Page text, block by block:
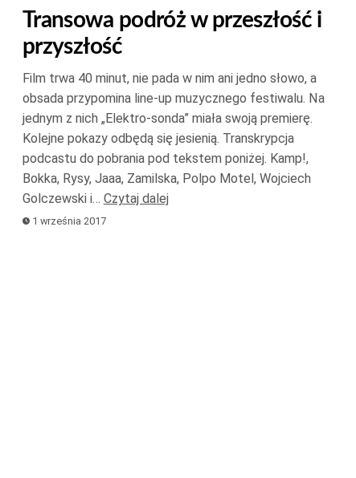
do
do
dołu
aby
zwiększyć
lub
Transowa podróż w przeszłość i
przyszłość
Film trwa 40 minut, nie pada w nim ani jedno słowo, a
obsada przypomina line-up muzycznego festiwalu. Na
jednym z nich „Elektro-sonda” miała swoją premierę.
Kolejne pokazy odbędą się jesienią. Transkrypcja
podcastu do pobrania pod tekstem poniżej. Kamp!,
Bokka, Rysy, Jaaa, Zamilska, Polpo Motel, Wojciech
Golczewski i… Czytaj dalej
1 września 2017